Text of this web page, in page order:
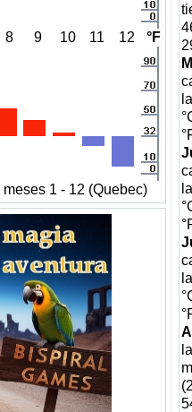
8 9 10 11 12 °F
1 - 12 (Quebec)